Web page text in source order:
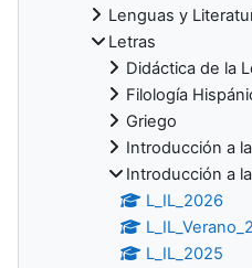
Lenguas y
Letras
Didáctica de la
Filología
Griego
Introducción a
Introducción a
L_IL_2026
L_IL_2025